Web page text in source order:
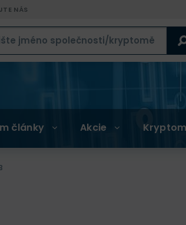
NÁS
články Akcie